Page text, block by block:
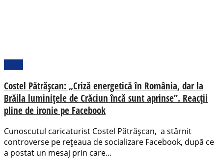
Costel Pătrășcan: „Criză energetică în România, dar la
Brăila luminițele de Crăciun încă sunt aprinse”. Reacții
pline de ironie pe Facebook
Cunoscutul caricaturist Costel Pătrășcan, a stârnit
controverse pe rețeaua de socializare Facebook, după ce
a postat un mesaj prin care...